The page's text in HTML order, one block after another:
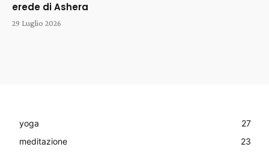
erede di Ashera
29 Luglio 2026
yoga
27
meditazione
23